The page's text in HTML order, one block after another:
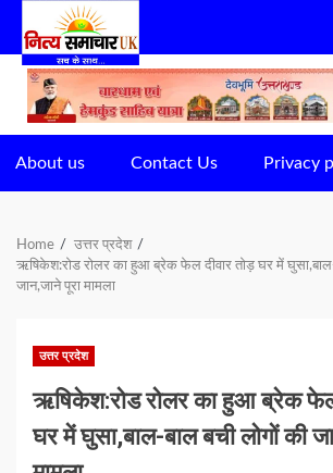
Skip
content
About us Contact Us Privacy
Home
उत्तर प्रदेश
ऋषिकेश:रोड रोलर का हुआ ब्रेक फेल दीवार तोड़ घर में घुसा,बाल-
जान,जाने पूरा मामला
उत्तर प्रदेश
ऋषिकेश:रोड रोलर का हुआ ब्रेक फेल
घर में घुसा,बाल-बाल बची लोगों की